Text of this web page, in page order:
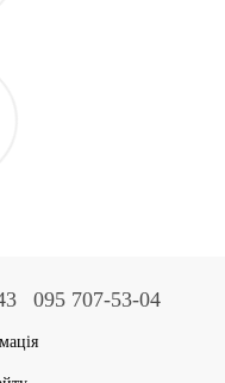
095 707-53-04